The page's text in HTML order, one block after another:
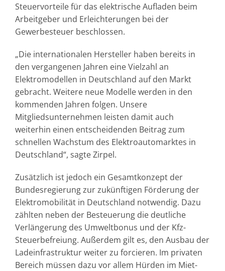
Steuervorteile für das elektrische Aufladen beim
Arbeitgeber und Erleichterungen bei der
Gewerbesteuer beschlossen.
„Die internationalen Hersteller haben bereits in
den vergangenen Jahren eine Vielzahl an
Elektromodellen in Deutschland auf den Markt
gebracht. Weitere neue Modelle werden in den
kommenden Jahren folgen. Unsere
Mitgliedsunternehmen leisten damit auch
weiterhin einen entscheidenden Beitrag zum
schnellen Wachstum des Elektroautomarktes in
Deutschland“, sagte Zirpel.
Zusätzlich ist jedoch ein Gesamtkonzept der
Bundesregierung zur zukünftigen Förderung der
Elektromobilität in Deutschland notwendig. Dazu
zählten neben der Besteuerung die deutliche
Verlängerung des Umweltbonus und der Kfz-
Steuerbefreiung. Außerdem gilt es, den Ausbau der
Ladeinfrastruktur weiter zu forcieren. Im privaten
Bereich müssen dazu vor allem Hürden im Miet-